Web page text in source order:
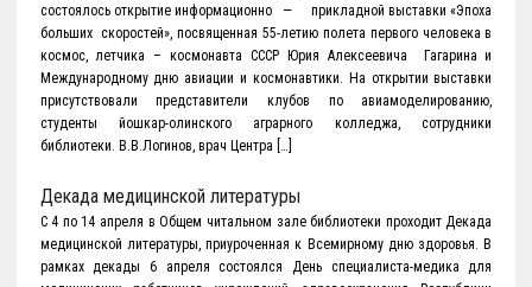
состоялось открытие информационно — прикладной выставки «Эпоха
больших скоростей», посвященная 55-летию полета первого человека в
космос, летчика – космонавта СССР Юрия Алексеевича Гагарина и
Международному дню авиации и космонавтики. На открытии выставки
присутствовали представители клубов по авиамоделированию,
студенты йошкар-олинского аграрного колледжа, сотрудники
библиотеки. В.В.Логинов, врач Центра […]
Декада медицинской литературы
С 4 по 14 апреля в Общем читальном зале библиотеки проходит Декада
медицинской литературы, приуроченная к Всемирному дню здоровья. В
рамках декады 6 апреля состоялся День специалиста-медика для